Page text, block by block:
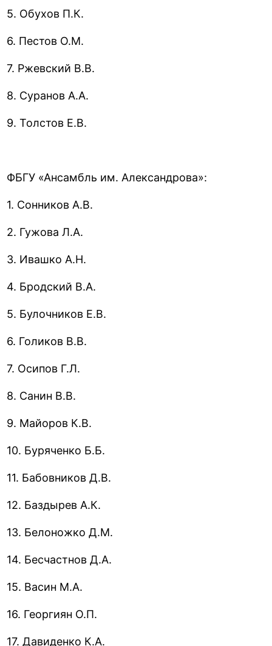
5. Обухов П.К.
6. Пестов О.М.
7. Ржевский В.В.
8. Суранов А.А.
9. Толстов Е.В.
ФБГУ «Ансамбль им. Александрова»:
1. Сонников А.В.
2. Гужова Л.А.
3. Ивашко А.Н.
4. Бродский В.А.
5. Булочников Е.В.
6. Голиков В.В.
7. Осипов Г.Л.
8. Санин В.В.
9. Майоров К.В.
10. Буряченко Б.Б.
11. Бабовников Д.В.
12. Баздырев А.К.
13. Белоножко Д.М.
14. Бесчастнов Д.А.
15. Васин М.А.
16. Георгиян О.П.
17. Давиденко К.А.